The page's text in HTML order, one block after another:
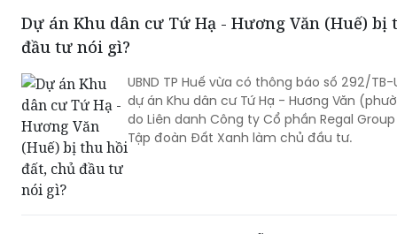
Dự án Khu dân cư Tứ Hạ - Hương Văn (Huế) bị
đầu tư nói gì?
UBND TP Huế vừa có thông báo số 292/
dự án Khu dân cư Tứ Hạ - Hương Văn
do Liên danh Công ty Cổ phần Regal
Tập đoàn Đất Xanh làm chủ đầu tư.